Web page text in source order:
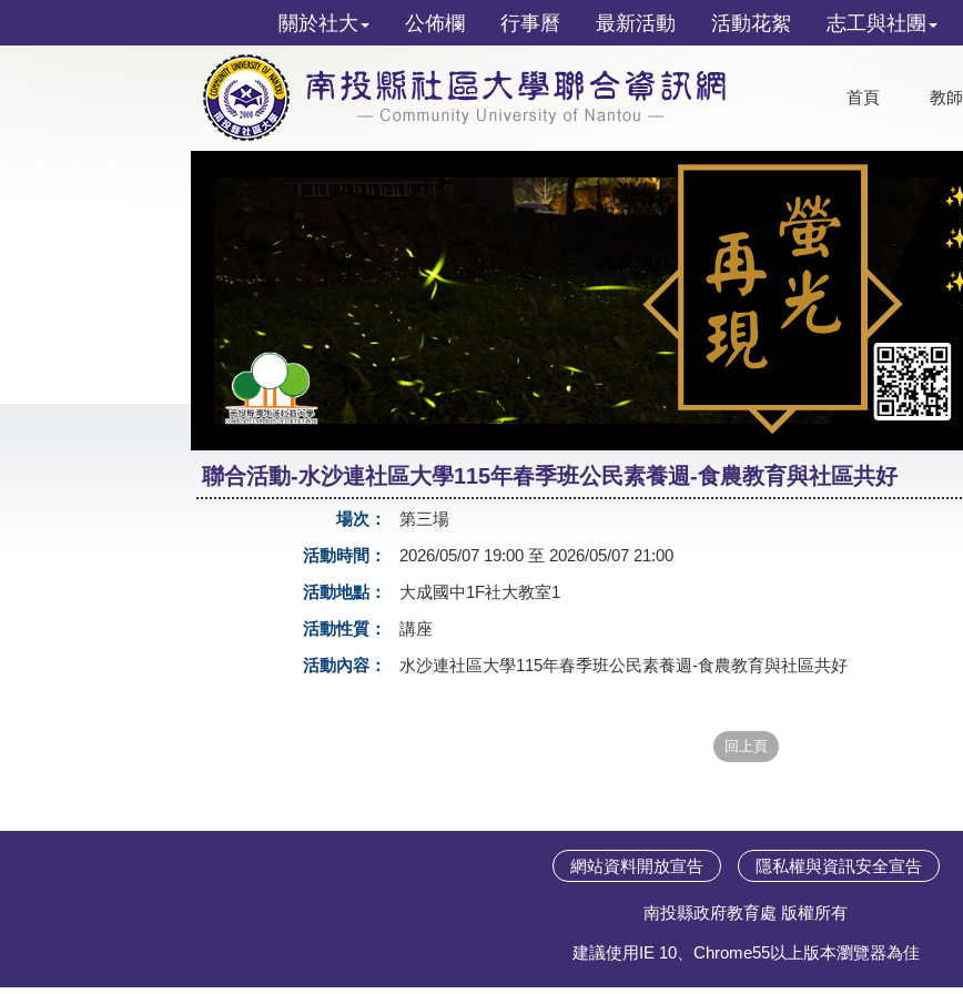
關於社大 公佈欄 行事曆 最新活動 活動花絮 志工與社團
首頁 教師
聯合活動-水沙連社區大學115年春季班公民素養週-食農教育與社區共好
場次：
第三場
活動時間：
2026/05/07 19:00 至 2026/05/07 21:00
活動地點：
大成國中1F社大教室1
活動性質：
講座
活動內容：
水沙連社區大學115年春季班公民素養週-食農教育與社區共好
網站資料開放宣告 隱私權與資訊安全宣告
南投縣政府教育處 版權所有
建議使用IE 10、Chrome55以上版本瀏覽器為佳